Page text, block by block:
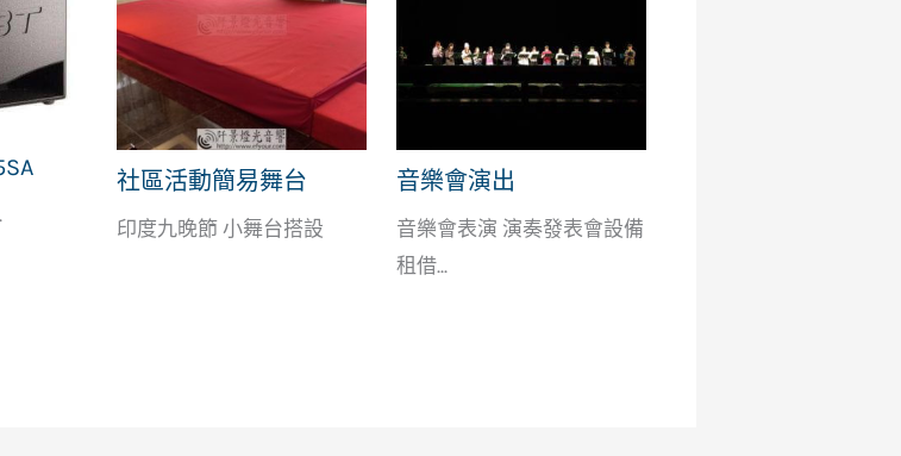
社區活動簡易舞台
印度九晚節 小舞台搭設
音樂會演出
音樂會表演 演奏發表會設備
租借...